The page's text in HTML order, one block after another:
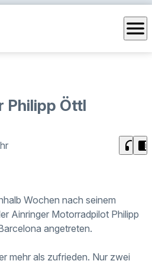
menu
Philipp Öttl
headphones chrome_reader_mode
Wochen nach seinem
Ainringer Motorradpilot Philipp
angetreten.
mehr als zufrieden. Nur zwei